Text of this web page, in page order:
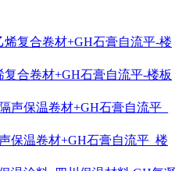
复合卷材+GH石膏自流平-楼板
保温卷材+GH石膏自流平_楼